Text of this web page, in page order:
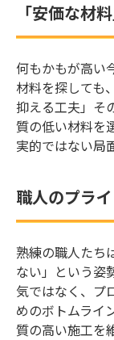
「安価な材
何もかもが高い
材料を探しても
抑える工夫」そ
質の低い材料を
実的ではない局
職人のプラ
熟練の職人たち
ない」という姿
気ではなく、プ
めのボトムライ
質の高い施工を